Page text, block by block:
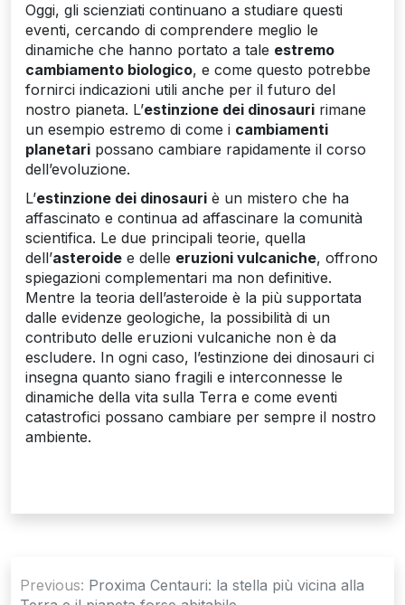
Oggi, gli scienziati continuano a studiare questi
eventi, cercando di comprendere meglio le
dinamiche che hanno portato a tale estremo
cambiamento biologico, e come questo potrebbe
fornirci indicazioni utili anche per il futuro del
nostro pianeta. L’estinzione dei dinosauri rimane
un esempio estremo di come i cambiamenti
planetari possano cambiare rapidamente il corso
dell’evoluzione.
L’estinzione dei dinosauri è un mistero che ha
affascinato e continua ad affascinare la comunità
scientifica. Le due principali teorie, quella
dell’asteroide e delle eruzioni vulcaniche, offrono
spiegazioni complementari ma non definitive.
Mentre la teoria dell’asteroide è la più supportata
dalle evidenze geologiche, la possibilità di un
contributo delle eruzioni vulcaniche non è da
escludere. In ogni caso, l’estinzione dei dinosauri ci
insegna quanto siano fragili e interconnesse le
dinamiche della vita sulla Terra e come eventi
catastrofici possano cambiare per sempre il nostro
ambiente.
Previous: Proxima Centauri: la stella più vicina alla